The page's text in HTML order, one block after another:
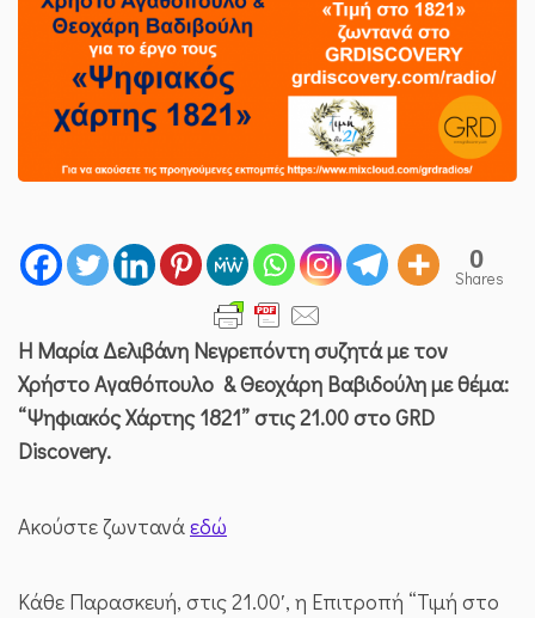
0
Shares
Η Μαρία Δελιβάνη Νεγρεπόντη συζητά με τον
Χρήστο Αγαθόπουλο & Θεοχάρη Βαβιδούλη με θέμα:
“Ψηφιακός Χάρτης 1821” στις 21.00 στο GRD
Discovery.
Aκούστε ζωντανάεδώ
Κάθε Παρασκευή, στις 21.00′, η Επιτροπή “Τιμή στο